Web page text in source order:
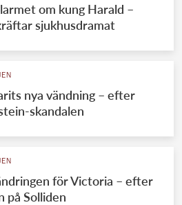
om kung Harald –
sjukhusdramat
nya vändning – efter
skandalen
för Victoria – efter
på Solliden